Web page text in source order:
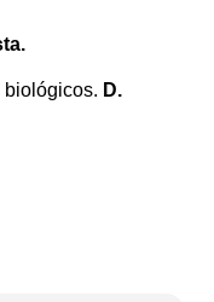
biológicos. D.